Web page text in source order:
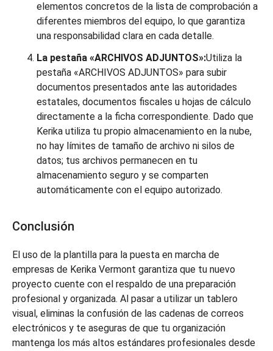
elementos concretos de la lista de comprobación a
diferentes miembros del equipo, lo que garantiza
una responsabilidad clara en cada detalle.
La pestaña «ARCHIVOS ADJUNTOS»:Utiliza la
pestaña «ARCHIVOS ADJUNTOS» para subir
documentos presentados ante las autoridades
estatales, documentos fiscales u hojas de cálculo
directamente a la ficha correspondiente. Dado que
Kerika utiliza tu propio almacenamiento en la nube,
no hay límites de tamaño de archivo ni silos de
datos; tus archivos permanecen en tu
almacenamiento seguro y se comparten
automáticamente con el equipo autorizado.
Conclusión
El uso de la plantilla para la puesta en marcha de
empresas de Kerika Vermont garantiza que tu nuevo
proyecto cuente con el respaldo de una preparación
profesional y organizada. Al pasar a utilizar un tablero
visual, eliminas la confusión de las cadenas de correos
electrónicos y te aseguras de que tu organización
mantenga los más altos estándares profesionales desde